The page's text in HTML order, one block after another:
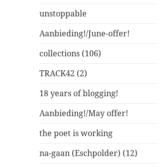
unstoppable
Aanbieding!/June-offer!
collections (106)
TRACK42 (2)
18 years of blogging!
Aanbieding!/May offer!
the poet is working
na-gaan (Eschpolder) (12)